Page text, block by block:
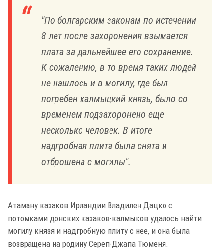
"По болгарским законам по истечении
8 лет после захоронения взымается
плата за дальнейшее его сохранение.
К сожалению, в то время таких людей
не нашлось и в могилу, где был
погребен калмыцкий князь, было со
временем подзахоронено еще
несколько человек. В итоге
надгробная плита была снята и
отброшена с могилы".
Атаману казаков Ирландии Владилен Дацко с
потомками донских казаков-калмыков удалось найти
могилу князя и надгробную плиту с нее, и она была
возвращена на родину Сереп-Джапа Тюменя.